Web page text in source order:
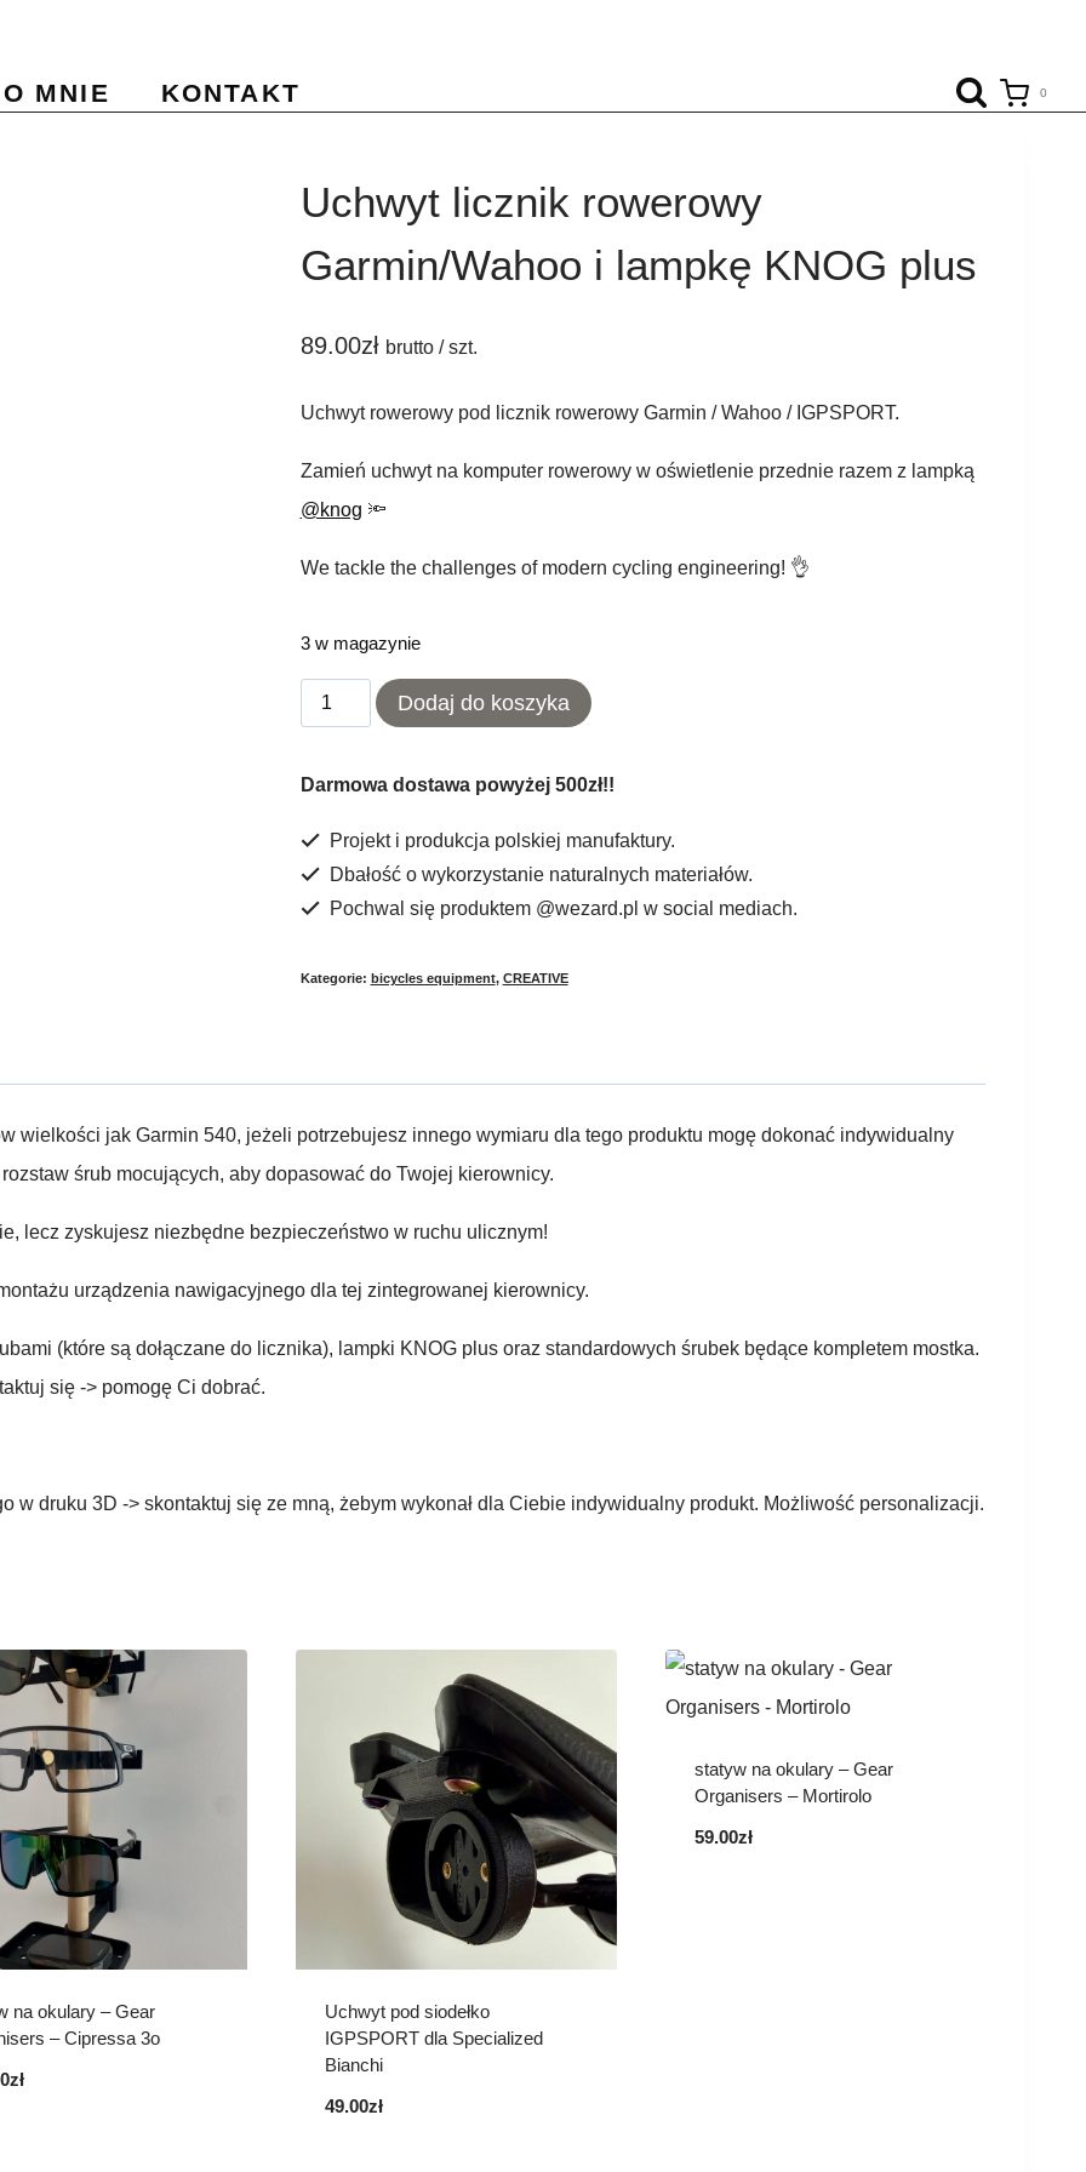
O MNIE KONTAKT 0
Uchwyt licznik rowerowy
Garmin/Wahoo i lampkę KNOG plus
89.00zł brutto / szt.
Uchwyt rowerowy pod licznik rowerowy Garmin / Wahoo / IGPSPORT.
Zamień uchwyt na komputer rowerowy w oświetlenie przednie razem z lampką
@knog 🔦
We tackle the challenges of modern cycling engineering! 👌
3 w magazynie
ilość
licznik
Garmin/Wahoo
Dodaj do koszyka
Darmowa dostawa powyżej 500zł!!
Projekt i produkcja polskiej manufaktury.
Dbałość o wykorzystanie naturalnych materiałów.
Pochwal się produktem @wezard.pl w social mediach.
Kategorie: bicycles equipment, CREATIVE
wielkości jak Garmin 540, jeżeli potrzebujesz innego wymiaru dla tego produktu mogę dokonać indywidualny
śrub mocujących, aby dopasować do Twojej kierownicy.
lecz zyskujesz niezbędne bezpieczeństwo w ruchu ulicznym!
urządzenia nawigacyjnego dla tej zintegrowanej kierownicy.
(które są dołączane do licznika), lampki KNOG plus oraz standardowych śrubek będące kompletem mostka.
się -> pomogę Ci dobrać.
w druku 3D -> skontaktuj się ze mną, żebym wykonał dla Ciebie indywidualny produkt. Możliwość personalizacji.
na okulary – Gear
– Cipressa 3o
zł
Uchwyt pod siodełko
IGPSPORT dla Specialized
Bianchi
49.00zł
statyw na okulary – Gear
Organisers – Mortirolo
59.00zł